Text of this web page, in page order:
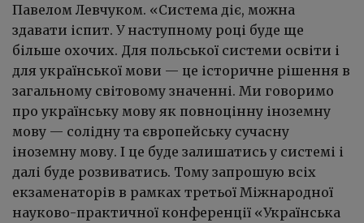
Павелом Левчуком. «Система діє, можна
здавати іспит. У наступному році буде ще
більше охочих. Для польської системи освіти і
для української мови — це історичне рішення в
загальному світовому значенні. Ми говоримо
про українську мову як повноцінну іноземну
мову — солідну та європейську сучасну
іноземну мову. І це буде залишатись у системі і
далі буде розвиватись. Тому запрошую всіх
екзаменаторів в рамках третьої Міжнародної
науково-практичної конференції «Українська